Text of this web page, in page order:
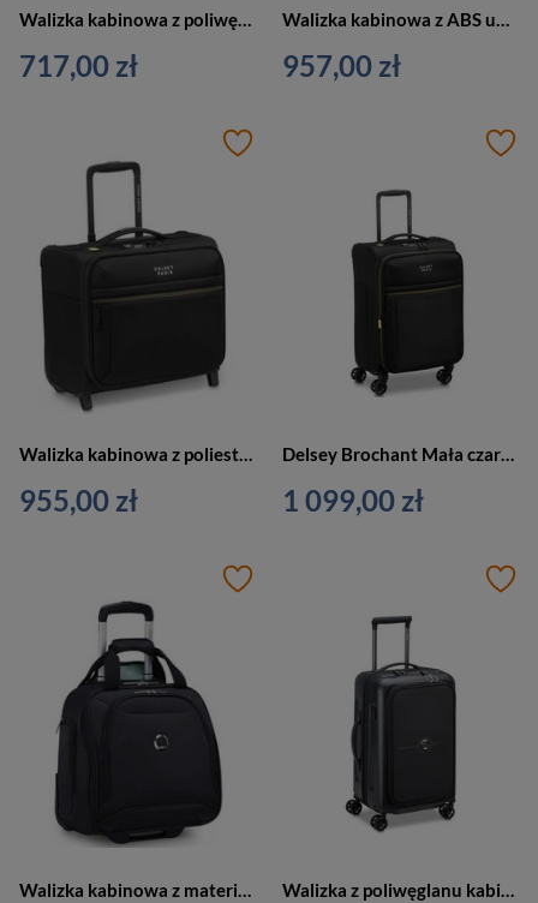
717,00 zł 957,00 zł
Walizka kabinowa z poliestru unisex Delsey Brochant 3 pilotka mała czarna
955,00 zł
Delsey Brochant Mała czarna walizka kabinowa 55 cm
1 099,00 zł